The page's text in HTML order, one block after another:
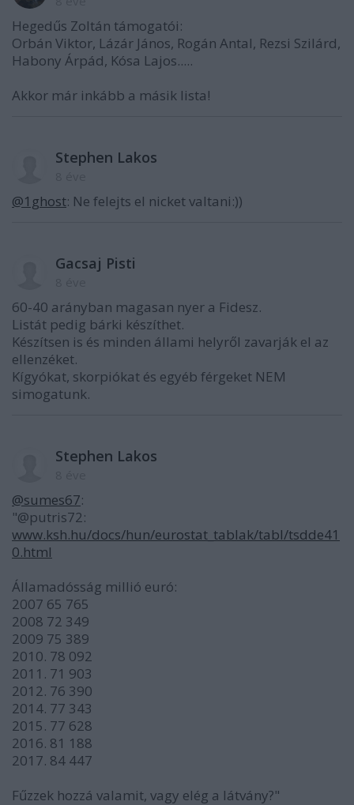
Hegedűs Zoltán támogatói:
Orbán Viktor, Lázár János, Rogán Antal, Rezsi Szilárd,
Habony Árpád, Kósa Lajos.....
Akkor már inkább a másik lista!
Stephen Lakos
@1ghost: Ne felejts el nicket valtani:))
Gacsaj Pisti
60-40 arányban magasan nyer a Fidesz.
Listát pedig bárki készíthet.
Készítsen is és minden állami helyről zavarják el az
ellenzéket.
Kígyókat, skorpiókat és egyéb férgeket NEM
simogatunk.
Stephen Lakos
@sumes67:
"@putris72:
www.ksh.hu/docs/hun/eurostat_tablak/tabl/tsdde41
0.html
Államadósság millió euró:
2007 65 765
2008 72 349
2009 75 389
2010. 78 092
2011. 71 903
2012. 76 390
2014. 77 343
2015. 77 628
2016. 81 188
2017. 84 447
Fűzzek hozzá valamit, vagy elég a látvány?"